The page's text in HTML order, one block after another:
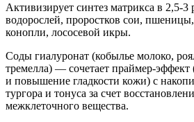
Активизирует синтез матрикса в 2,5-3
водорослей, проростков сои,
конопли, лососевой икры.
Соды гиалуронат (кобылье молоко,
тремелла) — сочетает праймер-
и повышение гладкости кожи) с
тургора и тонуса за счет
межклеточного вещества.